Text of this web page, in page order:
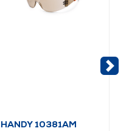
HANDY 10381AM